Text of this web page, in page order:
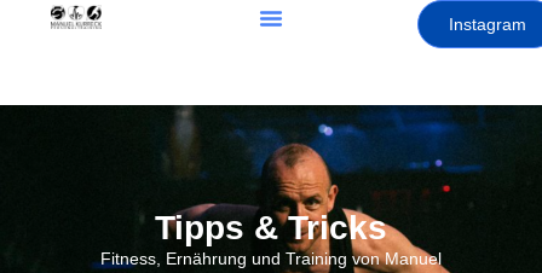
Instagram
Tipps & Tricks
Fitness, Ernährung und Training von Manuel